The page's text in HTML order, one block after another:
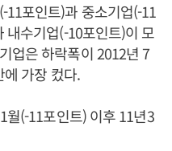
11포인트)과 중소기업(-11
내수기업(-10포인트)이 모
업은 하락폭이 2012년 7
가장 컸다.
월(-11포인트) 이후 11년3